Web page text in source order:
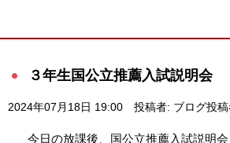
３年生国公立推薦入試説明会
2024年07月18日 19:00 投稿者: ブログ投稿
今日の放課後、国公立推薦入試説明